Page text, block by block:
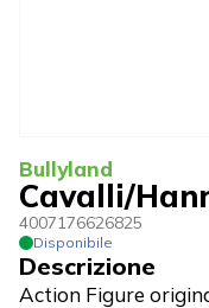
Bullyland
Cavalli/
4007176626825
Disponibile
Descrizione
Action Figure